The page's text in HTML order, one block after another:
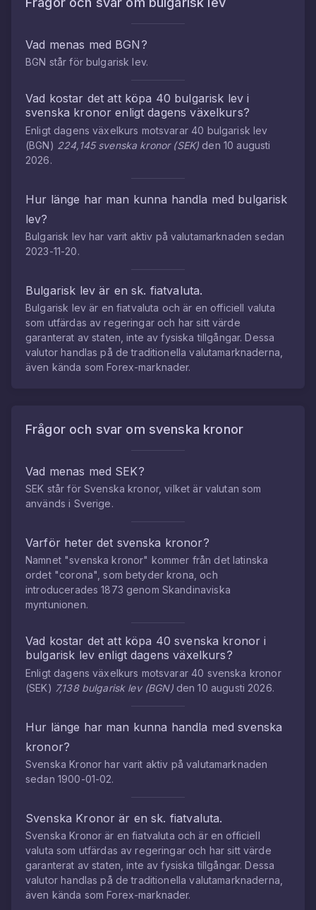
Vad menas med BGN ?
BGN står för bulgarisk lev.
Vad kostar det att köpa 40 bulgarisk lev i
svenska kronor enligt dagens växelkurs?
Enligt dagens växelkurs motsvarar40 bulgarisk lev
(BGN) 224,145 svenska kronor(SEK) den 10 augusti
2026.
Hur länge har man kunna handla med bulgarisk
lev?
Bulgarisk levhar varit aktiv på valutamarknaden sedan
2023-11-20.
Bulgarisk levär en sk. fiatvaluta.
Bulgarisk levär en fiatvaluta och är en officiell valuta
som utfärdas av regeringar och har sitt värde
garanterat av staten, inte av fysiska tillgångar. Dessa
valutor handlas på de traditionella valutamarknaderna,
även kända som Forex-marknader.
Frågor och svar om svenska kronor
Vad menas med SEK?
SEK står för Svenska kronor, vilket är valutan som
används i Sverige.
Varför heter det svenska kronor?
Namnet "svenska kronor" kommer från det latinska
ordet "corona", som betyder krona, och
introducerades 1873 genom Skandinaviska
myntunionen.
Vad kostar det att köpa 40svenska kronor i
bulgarisk levenligt dagens växelkurs?
Enligt dagens växelkurs motsvarar40 svenska kronor
(SEK) 7,138 bulgarisk lev(BGN)den10 augusti 2026.
Hur länge har man kunna handla medsvenska
kronor?
Svenska Kronor har varit aktiv på valutamarknaden
sedan 1900-01-02.
Svenska Kronor är en sk. fiatvaluta.
Svenska Kronor är en fiatvaluta och är en officiell
valuta som utfärdas av regeringar och har sitt värde
garanterat av staten, inte av fysiska tillgångar. Dessa
valutor handlas på de traditionella valutamarknaderna,
även kända som Forex-marknader.